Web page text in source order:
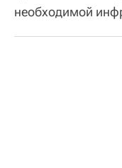
необходимой